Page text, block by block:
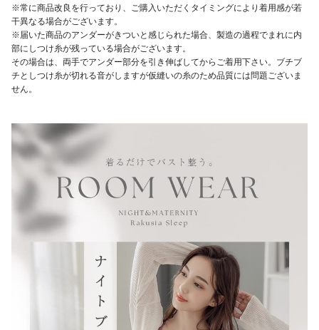
※常に商品改良を行っており、ご購入いただくタイミングにより着用感が若
干異なる場合がございます。
※届いた商品のアンダーがきついと感じられた場合、製造の過程でまれに内
部にしつけ糸が残っている場合がございます。
その場合は、両手でアンダー部分を引き伸ばしてからご着用下さい。ブチブ
チとしつけ糸が切れる音がしますが仮縫いの糸のため品質には問題ございま
せん。